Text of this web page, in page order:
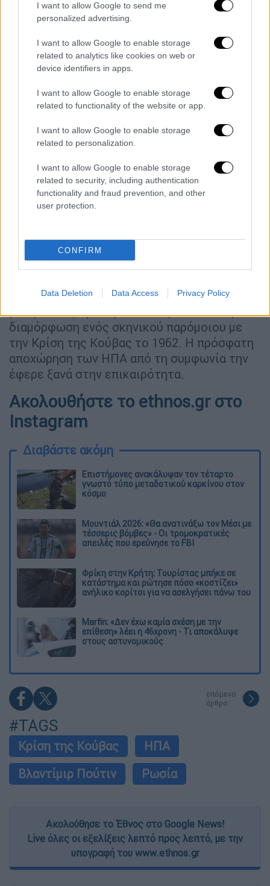
I want to allow Google to send me
personalized advertising.
I want to allow Google to enable storage
related to analytics like cookies on web or
device identifiers in apps.
I want to allow Google to enable storage
related to functionality of the website or app.
I want to allow Google to enable storage
related to personalization.
I want to allow Google to enable storage
related to security, including authentication
functionality and fraud prevention, and other
user protection.
CONFIRM
Data Deletion Data Access Privacy Policy
αµερικανικής πλευράς ότι δεν θα
επιχειρήσει να ανατρέψει την κυβέρνηση
του Κάστρο στην Αβάνα.
Ολα τα παραπάνω τα συµφώνησαν ο Κένεντι
καθοριστικό τον ρόλο του Ρόµπερτ Κένεντι,
αδελφού του προέδρου και υπουργού
∆ικαιοσύνης, µε αλλά λόγια θεσµικά
απολύτως αναρµόδιου για παρόµοια
παρέκαµψε εντελώς το Στέιτ Ντιπάρτµεντ
και το Πεντάγωνο και διαπραγµατεύθηκε τη
συµβιβαστική λύση µε την οποία
µε τον τότε πρέσβη της ΕΣΣ∆ στην
Ουάσιγκτον, Ντοµπρίνιν.
1987 για απαγόρευση των πυραύλων µέσου
διαµόρφωση ενός σκηνικού παρόµοιου µε
την Κρίση της Κούβας το 1962. Η πρόσφατη
αποχώρηση των ΗΠΑ από τη συµφωνία την
έφερε ξανά στην επικαιρότητα.
Ακολουθήστε το ethnos.gr στο
Instagram
Διαβάστε ακόμη
Επιστήμονες ανακάλυψαν τον τέταρτο
γνωστό τύπο μεταδοτικού καρκίνου στον
κόσμο
Μουντιάλ 2026: «Θα ανατινάξω τον Μέσι με
τέσσερις βόμβες» - Οι τρομοκρατικές
απειλές που ερεύνησε το FBI
Φρίκη στην Κρήτη: Τουρίστας μπήκε σε
κατάστημα και ρώτησε πόσο «κοστίζει»
ανήλικο κορίτσι για να ασελγήσει πάνω του
Marfin: «Δεν έχω καμία σχέση με την
επίθεση» λέει η 46χρονη - Τι αποκάλυψε
στους αστυνομικούς
επόμενο
άρθρο
#TAGS
Κρίση της Κούβας
ΗΠΑ
Βλαντίμιρ Πούτιν
Ρωσία
Ακολούθησε το Έθνος στο Google News!
Live όλες οι εξελίξεις λεπτό προς λεπτό, με την
υπογραφή του www.ethnos.gr